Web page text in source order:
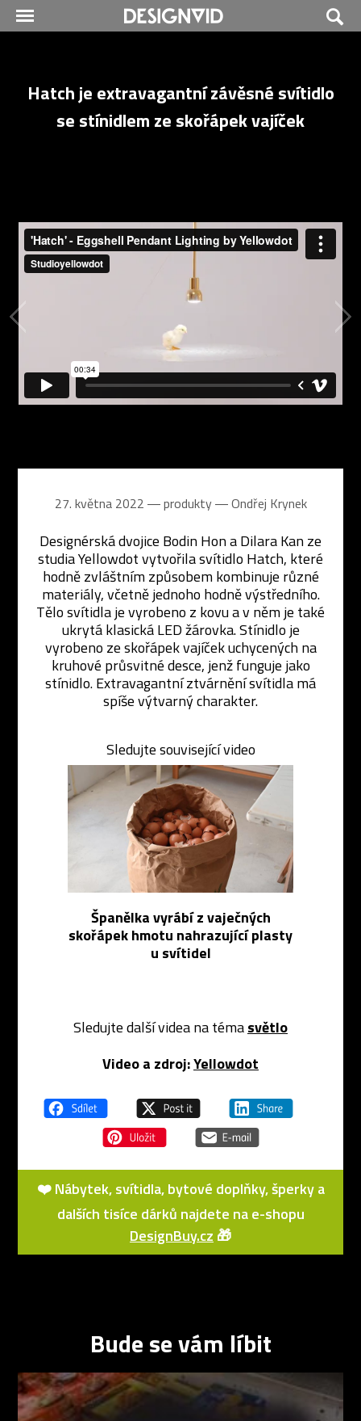
Hatch je extravagantní závěsné svítidlo
se stínidlem ze skořápek vajíček
27. května 2022 ― produkty ―Ondřej Krynek
Designérská dvojice Bodin Hon a Dilara Kan ze
studia Yellowdot vytvořila svítidlo Hatch, které
hodně zvláštním způsobem kombinuje různé
materiály, včetně jednoho hodně výstředního.
Tělo svítidla je vyrobeno z kovu a v něm je také
ukrytá klasická LED žárovka. Stínidlo je
vyrobeno ze skořápek vajíček uchycených na
kruhové průsvitné desce, jenž funguje jako
stínidlo. Extravagantní ztvárnění svítidla má
spíše výtvarný charakter.
Sledujte související video
Španělka vyrábí z vaječných
skořápek hmotu nahrazující plasty
u svítidel
Sledujte další videa na témasvětlo
Video a zdroj:Yellowdot
❤️ Nábytek, svítidla, bytové doplňky, šperky a
dalších tisíce dárků najdete na e-shopu
DesignBuy.cz 🎁
Bude se vám líbit